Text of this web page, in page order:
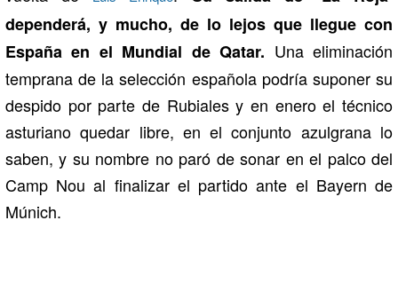
dependerá, y mucho, de lo lejos que llegue con
España en el Mundial de Qatar. Una eliminación
temprana de la selección española podría suponer su
despido por parte de Rubiales y en enero el técnico
asturiano quedar libre, en el conjunto azulgrana lo
saben, y su nombre no paró de sonar en el palco del
Camp Nou al finalizar el partido ante el Bayern de
Múnich.